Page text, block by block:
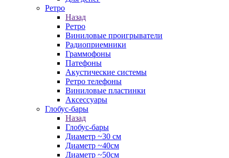
Ретро
Назад
Ретро
Виниловые проигрыватели
Радиоприемники
Граммофоны
Патефоны
Акустические системы
Ретро телефоны
Виниловые пластинки
Аксессуары
Глобус-бары
Назад
Глобус-бары
Диаметр ~30 см
Диаметр ~40см
Диаметр ~50см